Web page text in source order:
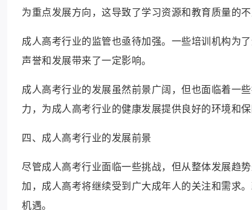
为重点发展方向，这导致了学习资源和教育质量的不
成人高考行业的监管也亟待加强。一些培训机构为
声誉和发展带来了一定影响。
成人高考行业的发展虽然前景广阔，但也面临着一
力，为成人高考行业的健康发展提供良好的环境和保
四、成人高考行业的发展前景
尽管成人高考行业面临一些挑战，但从整体发展趋
加，成人高考将继续受到广大成年人的关注和需求
机遇。